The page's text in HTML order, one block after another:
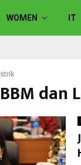
WOMEN IT
dan